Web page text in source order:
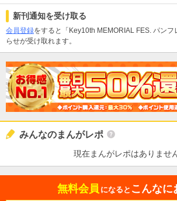
新刊通知を受け取る
会員登録をすると「Key10th MEMORIAL FES. パン
らせが受け取れます。
みんなのまんがレポ
現在まんがレポはありませ
無料会員 になると こんなに